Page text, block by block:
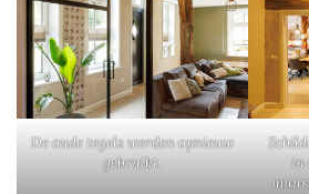
De oude tegels werden opnieuw
gebruikt.
in